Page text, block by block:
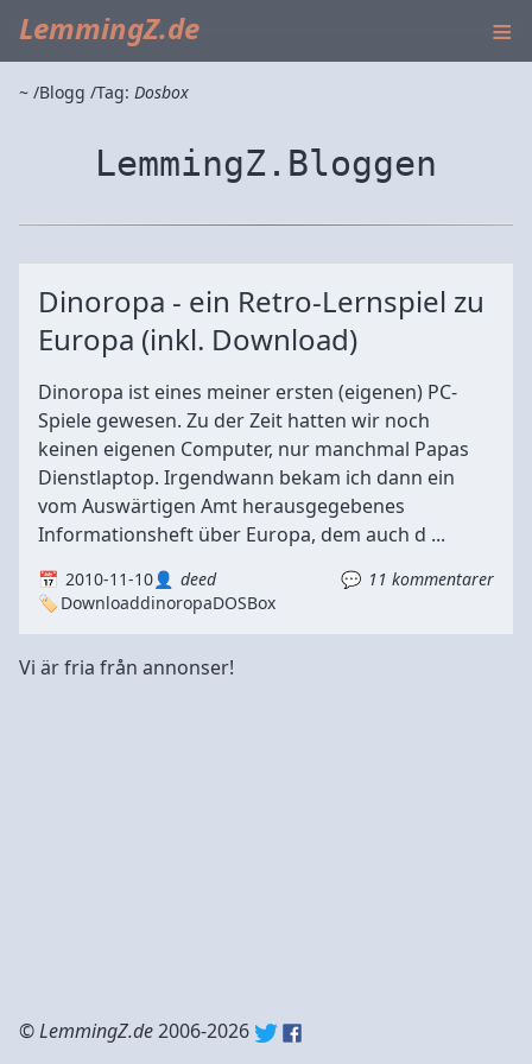
LemmingZ.de ≡
~ Blogg Tag: Dosbox
LemmingZ.Bloggen
Dinoropa - ein Retro-Lernspiel zu
Europa (inkl. Download)
Dinoropa ist eines meiner ersten (eigenen) PC-
Spiele gewesen. Zu der Zeit hatten wir noch
keinen eigenen Computer, nur manchmal Papas
Dienstlaptop. Irgendwann bekam ich dann ein
vom Auswärtigen Amt herausgegebenes
Informationsheft über Europa, dem auch d ...
2010-11-10 deed
11 kommentarer
DownloaddinoropaDOSBox
Vi är fria från annonser!
©LemmingZ.de2006-2026